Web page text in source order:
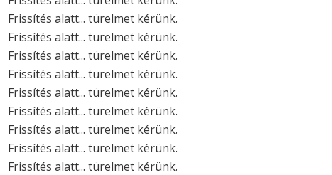
Frissítés alatt... türelmet kérünk.
Frissítés alatt... türelmet kérünk.
Frissítés alatt... türelmet kérünk.
Frissítés alatt... türelmet kérünk.
Frissítés alatt... türelmet kérünk.
Frissítés alatt... türelmet kérünk.
Frissítés alatt... türelmet kérünk.
Frissítés alatt... türelmet kérünk.
Frissítés alatt... türelmet kérünk.